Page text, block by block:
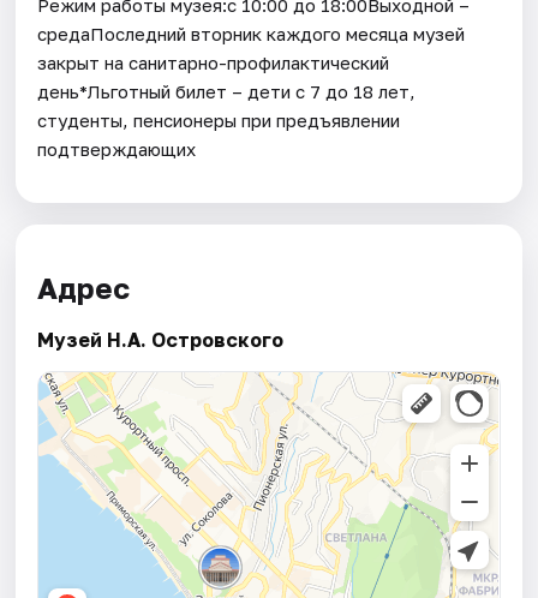
Режим работы музея:с 10:00 до 18:00Выходной –
средаПоследний вторник каждого месяца музей
закрыт на санитарно-профилактический
день*Льготный билет – дети с 7 до 18 лет,
студенты, пенсионеры при предъявлении
подтверждающих
Адрес
Музей Н.А. Островского